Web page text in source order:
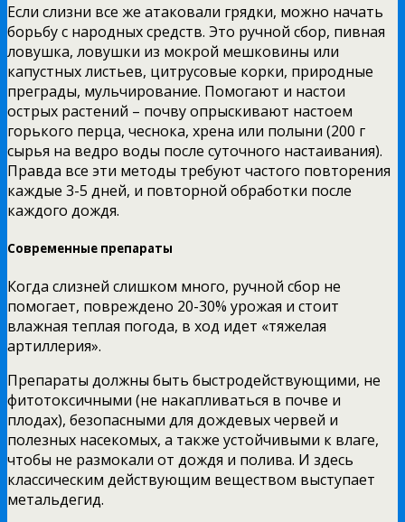
Если слизни все же атаковали грядки, можно начать
борьбу с народных средств. Это ручной сбор, пивная
ловушка, ловушки из мокрой мешковины или
капустных листьев, цитрусовые корки, природные
преграды, мульчирование. Помогают и настои
острых растений – почву опрыскивают настоем
горького перца, чеснока, хрена или полыни (200 г
сырья на ведро воды после суточного настаивания).
Правда все эти методы требуют частого повторения
каждые 3-5 дней, и повторной обработки после
каждого дождя.
Современные препараты
Когда слизней слишком много, ручной сбор не
помогает, повреждено 20-30% урожая и стоит
влажная теплая погода, в ход идет «тяжелая
артиллерия».
Препараты должны быть быстродействующими, не
фитотоксичными (не накапливаться в почве и
плодах), безопасными для дождевых червей и
полезных насекомых, а также устойчивыми к влаге,
чтобы не размокали от дождя и полива. И здесь
классическим действующим веществом выступает
метальдегид.